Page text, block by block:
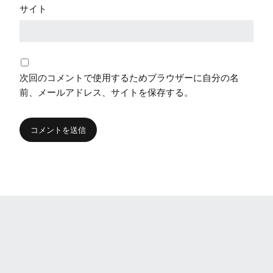
サイト
次回のコメントで使用するためブラウザーに自分の名
前、メールアドレス、サイトを保存する。